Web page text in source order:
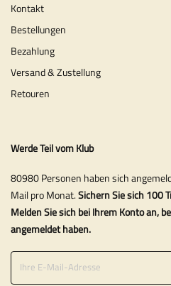
Kontakt
Bestellungen
Bezahlung
Versand & Zustellung
Retouren
Werde Teil vom Klub
80980 Personen haben sich
Mail pro Monat.Sichern Sie sich 100
Melden Sie sich bei Ihrem Konto an,
angemeldet haben.